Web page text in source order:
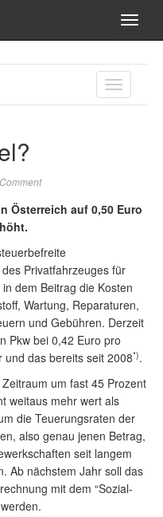
TOGGLE
Österreich auf 0,50 Euro
Privatfahrzeuges für
dem Beitrag die Kosten
Wartung, Reparaturen,
und Gebühren. Derzeit
Pkw bei 0,42 Euro pro
das bereits seit 2008*).
um fast 45 Prozent
weitaus mehr wert als
die Teuerungsraten der
also genau jenen Betrag,
seit langem
Ab nächstem Jahr soll das
mit dem “Sozial-